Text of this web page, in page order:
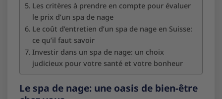
Les critères à prendre en compte pour évaluer
le prix d’un spa de nage
Le coût d’entretien d’un spa de nage en Suisse:
ce qu’il faut savoir
Investir dans un spa de nage: un choix
judicieux pour votre santé et votre bonheur
Le spa de nage: une oasis de bien-être